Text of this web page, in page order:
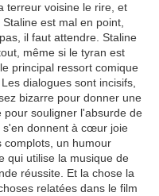
terreur voisine le rire, et
est mal en point,
il faut attendre. Staline
même si le tyran est
principal ressort comique
dialogues sont incisifs,
bizarre pour donner une
pour souligner l'absurde de
s'en donnent à cœur joie
complots, un humour
qui utilise la musique de
réussite. Et la chose la
relatées dans le film